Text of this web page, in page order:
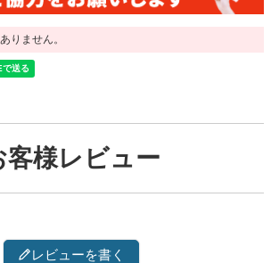
りません。
客様レビュー
レビューを書く